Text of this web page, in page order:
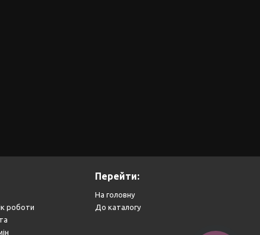
роботи
Перейти:
На головну
До каталогу